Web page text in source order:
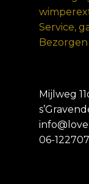
Service,
Mijlweg
06-